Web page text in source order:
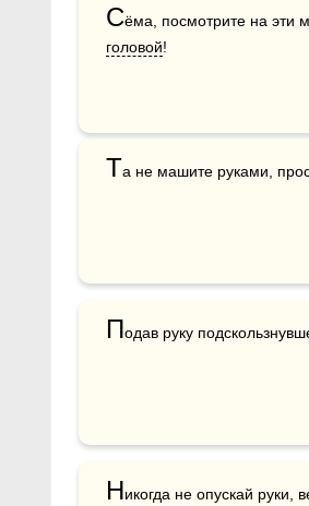
С
головой!
Та не машите руками,
Подав руку
Никогда не опускай руки,